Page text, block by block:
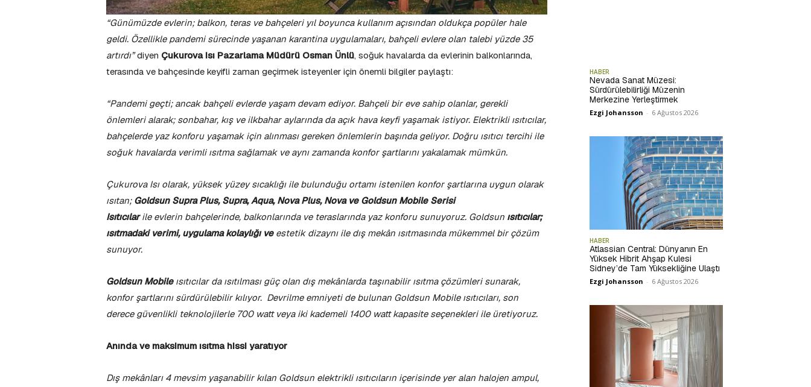
“Günümüzde evlerin; balkon, teras ve bahçeleri yıl boyunca kullanım açısından oldukça popüler hale
geldi. Özellikle pandemi sürecinde yaşanan karantina uygulamaları, bahçeli evlere olan talebi yüzde 35
artırdı”diyen Çukurova Isı Pazarlama Müdürü Osman Ünlü, soğuk havalarda da evlerinin balkonlarında,
terasında ve bahçesinde keyifli zaman geçirmek isteyenler için önemli bilgiler paylaştı:
“Pandemi geçti; ancak bahçeli evlerde yaşam devam ediyor. Bahçeli bir eve sahip olanlar, gerekli
önlemleri alarak; sonbahar, kış ve ilkbahar aylarında da açık hava keyfi yaşamak istiyor. Elektrikli ısıtıcılar,
bahçelerde yaz konforu yaşamak için alınması gereken önlemlerin başında geliyor. Doğru ısıtıcı tercihi ile
soğuk havalarda verimli ısıtma sağlamak ve aynı zamanda konfor şartlarını yakalamak mümkün.
Çukurova Isı olarak, yüksek yüzey sıcaklığı ile bulunduğu ortamı istenilen konfor şartlarına uygun olarak
ısıtan; Goldsun Supra Plus, Supra, Aqua, Nova Plus, Nova ve Goldsun Mobile Serisi
Isıtıcılarileevlerin bahçelerinde, balkonlarında ve teraslarında yaz konforu sunuyoruz. Goldsun ısıtıcılar;
ısıtmadaki verimi, uygulama kolaylığı ve estetik dizaynı ile dış mekân ısıtmasında mükemmel bir çözüm
sunuyor.
Goldsun Mobile ısıtıcılar da ısıtılması güç olan dış mekânlarda taşınabilir ısıtma çözümleri sunarak,
konfor şartlarını sürdürülebilir kılıyor. Devrilme emniyeti de bulunan Goldsun Mobile ısıtıcıları, son
derece güvenlikli teknolojilerle 700 watt veya iki kademeli 1400 watt kapasite seçenekleri ile üretiyoruz.
Anında ve maksimum ısıtma hissi yaratıyor
Dış mekânları 4 mevsim yaşanabilir kılan Goldsun elektrikli ısıtıcıların içerisinde yer alan halojen ampul,
HABER
Nevada Sanat Müzesi:
Sürdürülebilirliği Müzenin
Merkezine Yerleştirmek
Ezgi Johansson - 6 Ağustos 2026
HABER
Atlassian Central: Dünyanın En
Yüksek Hibrit Ahşap Kulesi
Sidney’de Tam Yüksekliğine Ulaştı
Ezgi Johansson - 6 Ağustos 2026